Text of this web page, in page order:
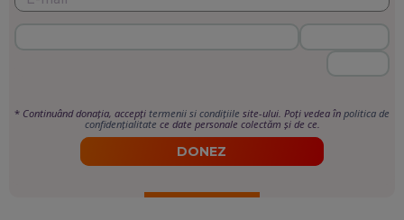
* Continuând donația, accepți termenii si condițiile site-ului. Poți vedea în politica de
confidențialitate ce date personale colectăm și de ce.
DONEZ